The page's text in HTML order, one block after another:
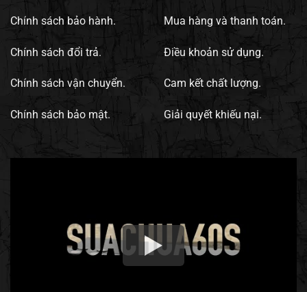
Chính sách bảo hành.
Chính sách đổi trả.
Chính sách vận chuyển.
Chính sách bảo mật.
Mua hàng và thanh toán.
Điều khoản sử dụng.
Cam kết chất lượng.
Giải quyết khiếu nại.